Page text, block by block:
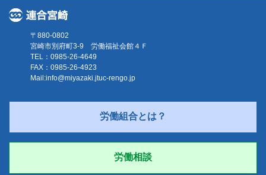
〒880-0802
宮崎市別府町3-9 労働福祉会館４Ｆ
TEL：0985-26-4649
FAX：0985-26-4923
Mail:info@miyazaki.jtuc-rengo.jp
労働組合とは？
労働相談